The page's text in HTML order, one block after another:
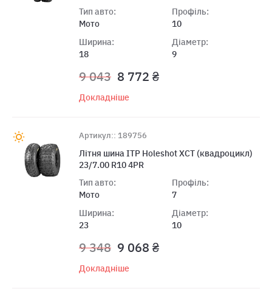
Тип авто:
Мото
Ширина:
18
Профіль:
10
Діаметр:
9
9 043 8 772 ₴
Докладніше
Артикул:: 189756
Лiтня шина ITP Holeshot XCT (квaдроцикл)
23/7.00 R10 4PR
Тип авто:
Мото
Ширина:
23
Профіль:
7
Діаметр:
10
9 348 9 068 ₴
Докладніше